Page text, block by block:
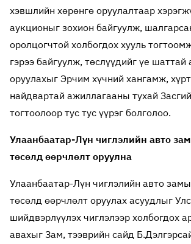
хэвшлийн хөрөнгө оруулалтаар
аукционыг зохион байгуулж,
оролцогчтой холбогдох хууль
гэрээ байгуулж, төслүүдийг үе
оруулахыг Эрчим хүчний хангамж,
найдвартай ажиллагааны тухай
тогтоолоор тус тус үүрэг болголоо.
Улаанбаатар-Лүн чиглэлийн авто
төсөлд өөрчлөлт оруулна
Улаанбаатар-Лүн чиглэлийн авто
төсөлд өөрчлөлт оруулах асуудлыг
шийдвэрлүүлэх чиглэлээр холбогдох
авахыг Зам, тээврийн сайд